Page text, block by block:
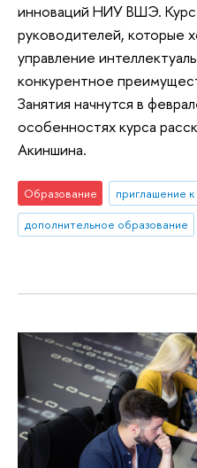
инноваций НИУ ВШЭ. Курс
руководителей, которые
управление
конкурентное
Занятия начнутся в
особенностях курса
Акиншина.
Образование
приглашение
дополнительное образование